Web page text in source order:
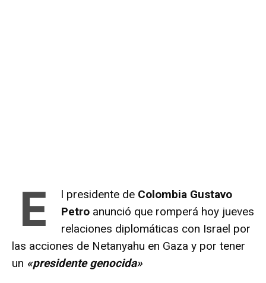
E l presidente de Colombia Gustavo
Petro anunció que romperá hoy jueves
relaciones diplomáticas con Israel por
las acciones de Netanyahu en Gaza y por tener
un «presidente genocida»